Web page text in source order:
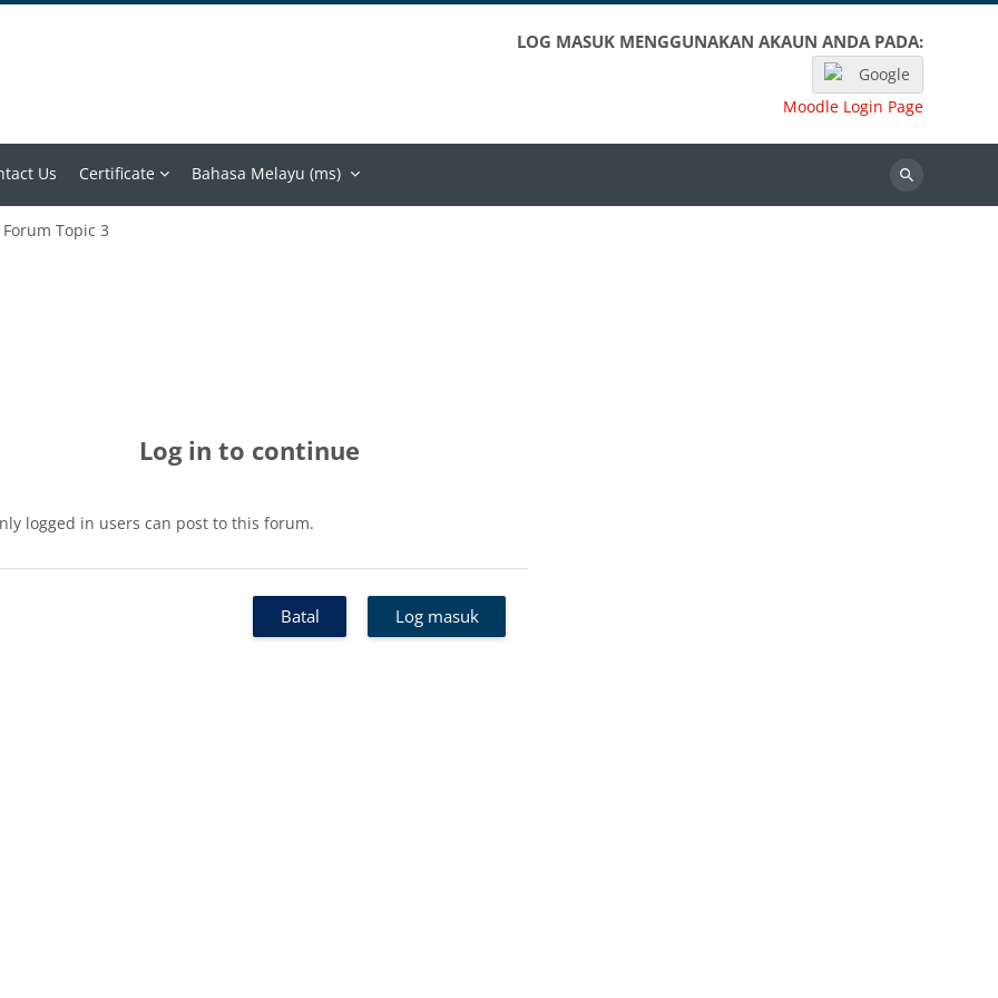
LOG MASUK MENGGUNAKAN AKAUN ANDA PADA:
Google
Moodle Login Page
Us Certificate Bahasa Melayu ‎(ms)‎
Search
Forum Topic 3
Log in to continue
logged in users can post to this forum.
Batal Log masuk